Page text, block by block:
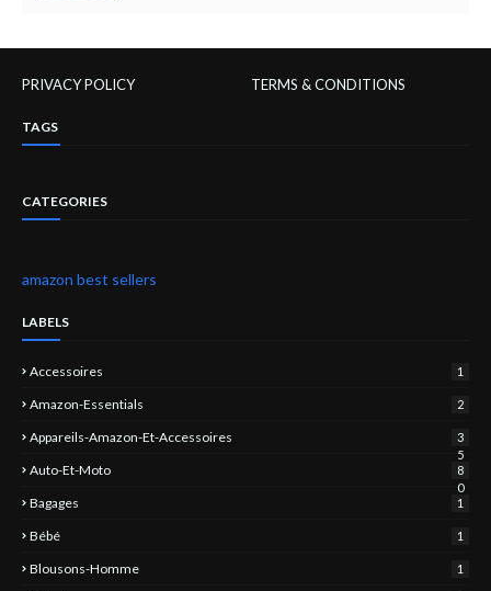
PRIVACY POLICY TERMS & CONDITIONS
TAGS
CATEGORIES
amazon best sellers
LABELS
Accessoires 1
Amazon-Essentials 2
Appareils-Amazon-Et-Accessoires
3
5
Auto-Et-Moto
8
0
Bagages 1
Bébé 1
Blousons-Homme 1